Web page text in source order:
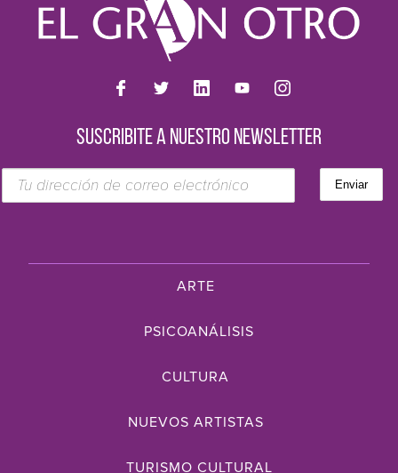
SUSCRIBITE A NUESTRO NEWSLETTER
ARTE
PSICOANÁLISIS
CULTURA
NUEVOS ARTISTAS
TURISMO CULTURAL